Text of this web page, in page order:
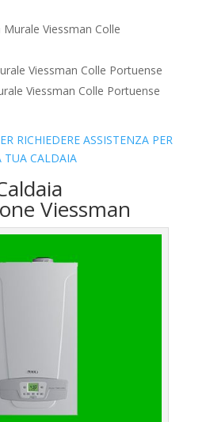
Murale Viessman Colle
Viessman Colle Portuense
Viessman Colle Portuense
RICHIEDERE ASSISTENZA PER
TUA CALDAIA
Viessman